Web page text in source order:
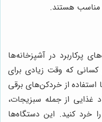
مناسب هستند.
پرکاربرد در آشپزخانه‌ها
کسانی که وقت زیادی برای
استفاده از خردکن‌های برقی
غذایی از جمله سبزیجات،
خرد کنید. این دستگاه‌ها